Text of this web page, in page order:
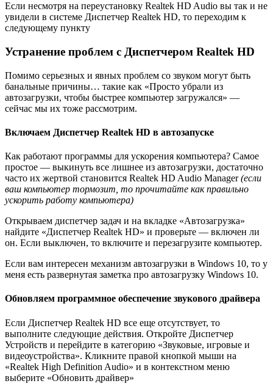
Если несмотря на переустановку Realtek HD Audio вы так и не
увидели в системе Диспетчер Realtek HD, то переходим к
следующему пункту
Устранение проблем с Диспетчером Realtek HD
Помимо серьезных и явных проблем со звуком могут быть
банальные причины… такие как «Просто убрали из
автозагрузки, чтобы быстрее компьютер загружался» —
сейчас мы их тоже рассмотрим.
Включаем Диспетчер Realtek HD в автозапуске
Как работают программы для ускорения компьютера? Самое
простое — выкинуть все лишнее из автозагрузки, достаточно
часто их жертвой становится Realtek HD Audio Manager(если
ваш компьютер тормозит, то прочитайте как правильно
ускорить работу компьютера)
Открываем диспетчер задач и на вкладке «Автозагрузка»
найдите «Диспетчер Realtek HD» и проверьте — включен ли
он. Если выключен, то включите и перезагрузите компьютер.
Если вам интересен механизм автозагрузки в Windows 10, то у
меня есть развернутая заметка про автозагрузку Windows 10.
Обновляем программное обеспечение звукового драйвера
Если Диспетчер Realtek HD все еще отсутствует, то
выполните следующие действия. Откройте Диспетчер
Устройств и перейдите в категорию «Звуковые, игровые и
видеоустройства». Кликните правой кнопкой мыши на
«Realtek High Definition Audio» и в контекстном меню
выберите «Обновить драйвер»